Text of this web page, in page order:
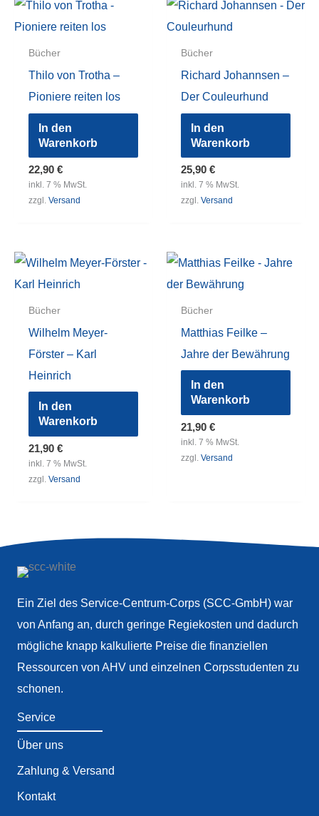
Bücher
Thilo von Trotha –
Pioniere reiten los
In den
Warenkorb
22,90 €
inkl. 7 % MwSt.
zzgl. Versand
Bücher
Richard Johannsen –
Der Couleurhund
In den
Warenkorb
25,90 €
inkl. 7 % MwSt.
zzgl. Versand
Bücher
Wilhelm Meyer-
Förster – Karl
Heinrich
In den
Warenkorb
21,90 €
inkl. 7 % MwSt.
zzgl. Versand
Bücher
Matthias Feilke –
Jahre der Bewährung
In den
Warenkorb
21,90 €
inkl. 7 % MwSt.
zzgl. Versand
Ein Ziel des Service-Centrum-Corps (SCC-GmbH) war
von Anfang an, durch geringe Regiekosten und dadurch
mögliche knapp kalkulierte Preise die finanziellen
Ressourcen von AHV und einzelnen Corpsstudenten zu
schonen.
Service
Über uns
Zahlung & Versand
Kontakt